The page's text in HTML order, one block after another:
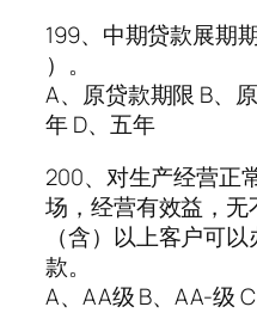
199、中期贷款展期
）。
A、原贷款期限 B、
年 D、五年
200、对生产经营正
场，经营有效益，无
（含）以上客户可
款。
A、AA级 B、AA-级